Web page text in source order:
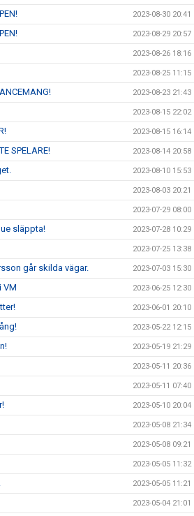
2023-08-30 20:41
2023-08-29 20:57
2023-08-26 18:16
2023-08-25 11:15
2023-08-23 21:43
2023-08-15 22:02
2023-08-15 16:14
SPELARE! 2023-08-14 20:58
2023-08-10 15:53
2023-08-03 20:21
2023-07-29 08:00
släppta! 2023-07-28 10:29
2023-07-25 13:38
går skilda vägar. 2023-07-03 15:30
VM 2023-06-25 12:30
2023-06-01 20:10
2023-05-22 12:15
2023-05-19 21:29
2023-05-11 20:36
2023-05-11 07:40
2023-05-10 20:04
2023-05-08 21:34
2023-05-08 09:21
2023-05-05 11:32
2023-05-05 11:21
2023-05-04 21:01